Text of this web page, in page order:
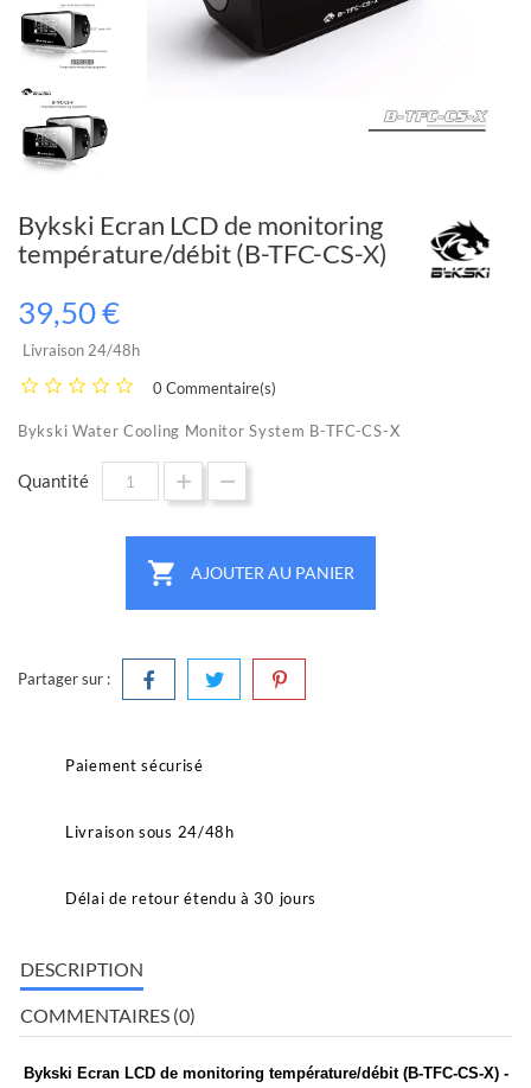
Bykski Ecran LCD de monitoring
température/débit (B-TFC-CS-X)
39,50 €
Livraison 24/48h
0 Commentaire(s)
Bykski Water Cooling Monitor System B-TFC-CS-X
Quantité
 AJOUTER AU PANIER
Partager sur :
Paiement sécurisé
Livraison sous 24/48h
Délai de retour étendu à 30 jours
DESCRIPTION
COMMENTAIRES (0)
Bykski Ecran LCD de monitoring température/débit (B-TFC-CS-X) -